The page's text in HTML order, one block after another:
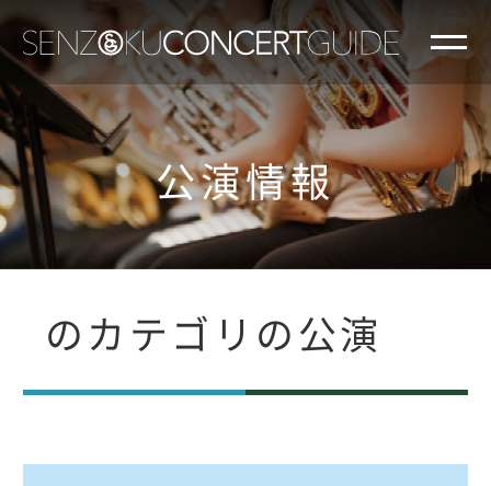
公演情報
のカテゴリの公演